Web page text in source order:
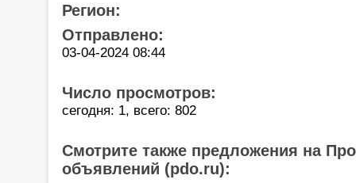
Регион:
Отправлено:
03-04-2024 08:44
Число просмотров:
сегодня: 1, всего: 802
Смотрите также предложения на
объявлений (pdo.ru):